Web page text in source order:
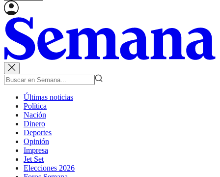
Últimas noticias
Política
Nación
Dinero
Deportes
Opinión
Impresa
Jet Set
Elecciones 2026